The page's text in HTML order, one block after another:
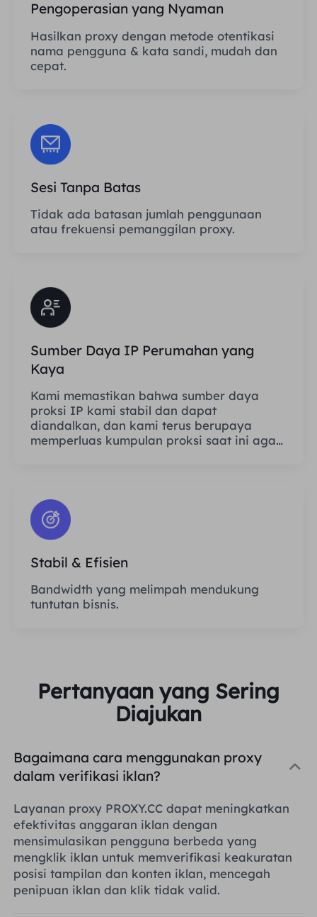
Pengoperasian yang Nyaman
Hasilkan proxy dengan metode otentikasi
nama pengguna & kata sandi, mudah dan
cepat.
Sesi Tanpa Batas
Tidak ada batasan jumlah penggunaan
atau frekuensi pemanggilan proxy.
Sumber Daya IP Perumahan yang
Kaya
Kami memastikan bahwa sumber daya
proksi IP kami stabil dan dapat
diandalkan, dan kami terus berupaya
memperluas kumpulan proksi saat ini agar
Stabil & Efisien
Bandwidth yang melimpah mendukung
tuntutan bisnis.
Pertanyaan yang Sering
Diajukan
Bagaimana cara menggunakan proxy
dalam verifikasi iklan?
Layanan proxy PROXY.CC dapat meningkatkan
efektivitas anggaran iklan dengan
mensimulasikan pengguna berbeda yang
mengklik iklan untuk memverifikasi keakuratan
posisi tampilan dan konten iklan, mencegah
penipuan iklan dan klik tidak valid.